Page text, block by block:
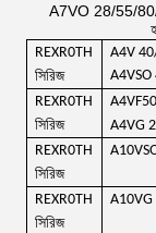
A7VO 28/55/80/
REXR0TH
সিরিজ
A4V
REXR0TH
সিরিজ
A4VG
REXR0TH
সিরিজ
REXR0TH
সিরিজ